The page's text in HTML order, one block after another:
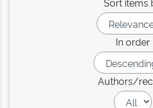
In order
Authors/